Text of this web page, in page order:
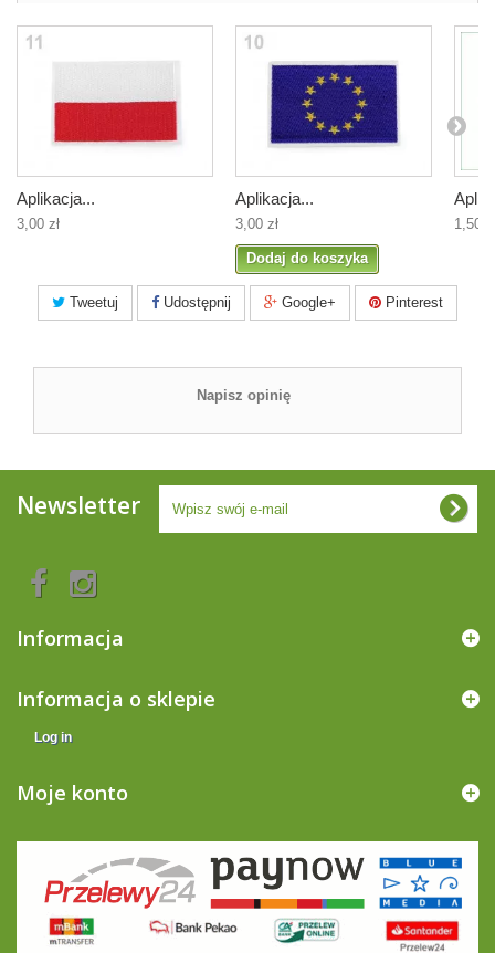
Aplikacja...
3,00 zł
Aplikacja...
3,00 zł
Dodaj do koszyka
1,50
Tweetuj Udostępnij Google+ Pinterest
Napisz opinię
Newsletter
Informacja
Informacja o sklepie
Log in
Moje konto